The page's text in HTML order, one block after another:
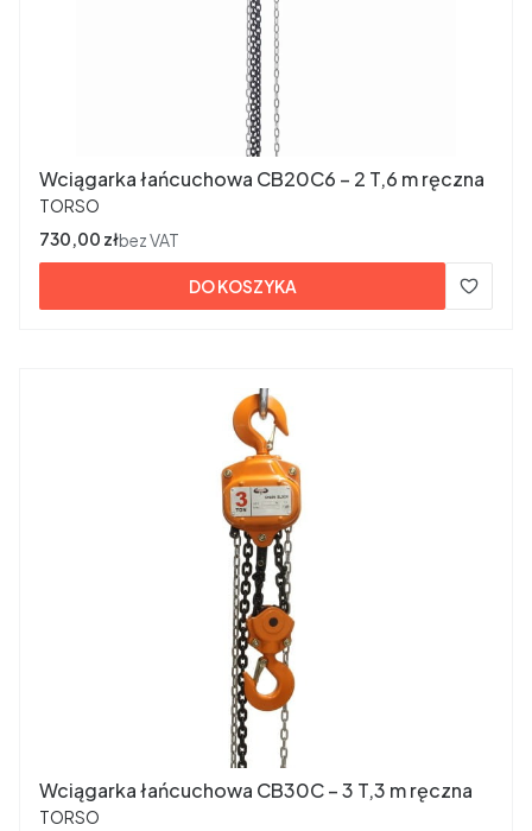
Wciągarka łańcuchowa CB20C6 – 2 T,6 m ręczna
PRODUCENT
TORSO
Cena
730,00 złbez VAT
DO KOSZYKA
Wciągarka łańcuchowa CB30C – 3 T,3 m ręczna
PRODUCENT
TORSO